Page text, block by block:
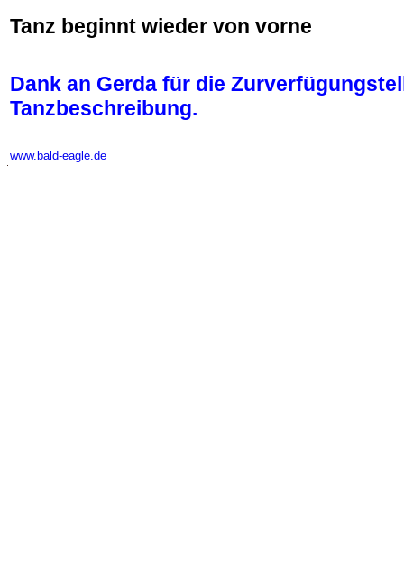
Tanz beginnt wieder von vorne
Dank an Gerda für die
Tanzbeschreibung.
www.bald-eagle.de